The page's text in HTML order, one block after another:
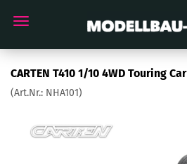
CARTEN T410 1/10 4WD Touring Car
(Art.Nr.: NHA101)